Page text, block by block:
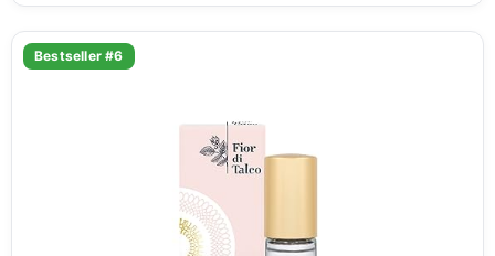
Bestseller #6